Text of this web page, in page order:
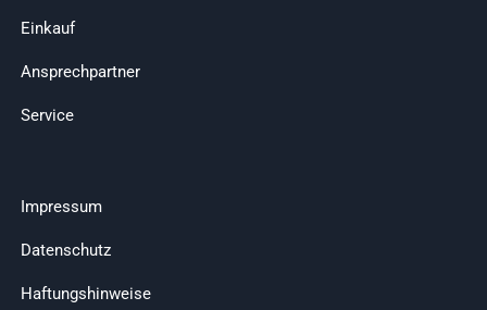
Einkauf
Ansprechpartner
Service
Impressum
Datenschutz
Haftungshinweise